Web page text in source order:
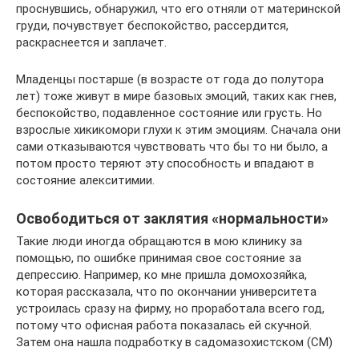
проснувшись, обнаружил, что его отняли от материнской
груди, почувствует беспокойство, рассердится,
раскраснеется и заплачет.
Младенцы постарше (в возрасте от года до полутора
лет) тоже живут в мире базовых эмоций, таких как гнев,
беспокойство, подавленное состояние или грусть. Но
взрослые хикикомори глухи к этим эмоциям. Сначала они
сами отказываются чувствовать что бы то ни было, а
потом просто теряют эту способность и впадают в
состояние алекситимии.
Освободиться от заклятия «нормальности»
Такие люди иногда обращаются в мою клинику за
помощью, по ошибке принимая свое состояние за
депрессию. Например, ко мне пришла домохозяйка,
которая рассказала, что по окончании университета
устроилась сразу на фирму, но проработала всего год,
потому что офисная работа показалась ей скучной.
Затем она нашла подработку в садомазохистском (СМ)